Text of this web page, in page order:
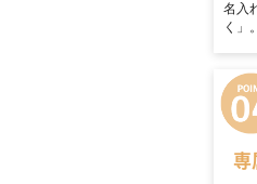
名入
く」
専